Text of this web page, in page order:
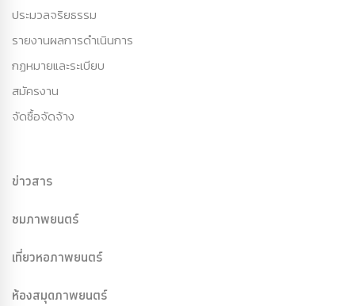
ประมวลจริยธรรม
รายงานผลการดำเนินการ
กฏหมายและระเบียบ
สมัครงาน
จัดซื้อจัดจ้าง
ข่าวสาร
ชมภาพยนตร์
เที่ยวหอภาพยนตร์
ห้องสมุดภาพยนตร์